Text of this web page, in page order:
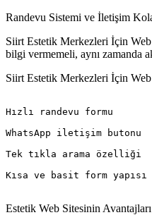
Randevu Sistemi ve İletişim
Siirt Estetik Merkezleri İçin
bilgi vermemeli, aynı zamanda
Siirt Estetik Merkezleri İçin Web
Hızlı randevu formu
WhatsApp iletişim butonu
Tek tıkla arama özelliği
Kısa ve basit form yapısı
Estetik Web Sitesinin Avantajları